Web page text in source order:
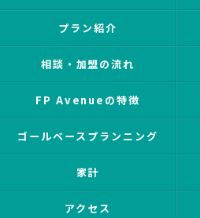
プラン紹介
相談・加盟の流れ
FP Avenueの特徴
ゴールベースプランニング
家計
アクセス